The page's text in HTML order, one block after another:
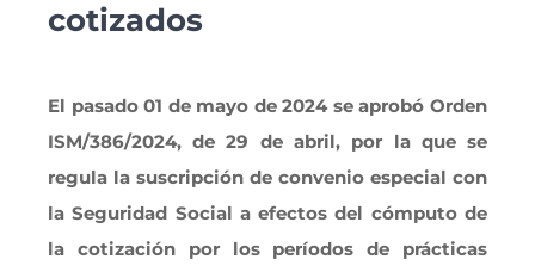
cotizados
El pasado 01 de mayo de 2024 se aprobó Orden
ISM/386/2024, de 29 de abril, por la que se
regula la suscripción de convenio especial con
la Seguridad Social a efectos del cómputo de
la cotización por los períodos de prácticas